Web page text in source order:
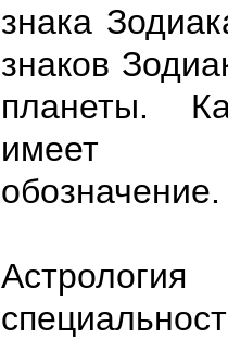
знака
знаков
планеты.
имеет
обозначение.